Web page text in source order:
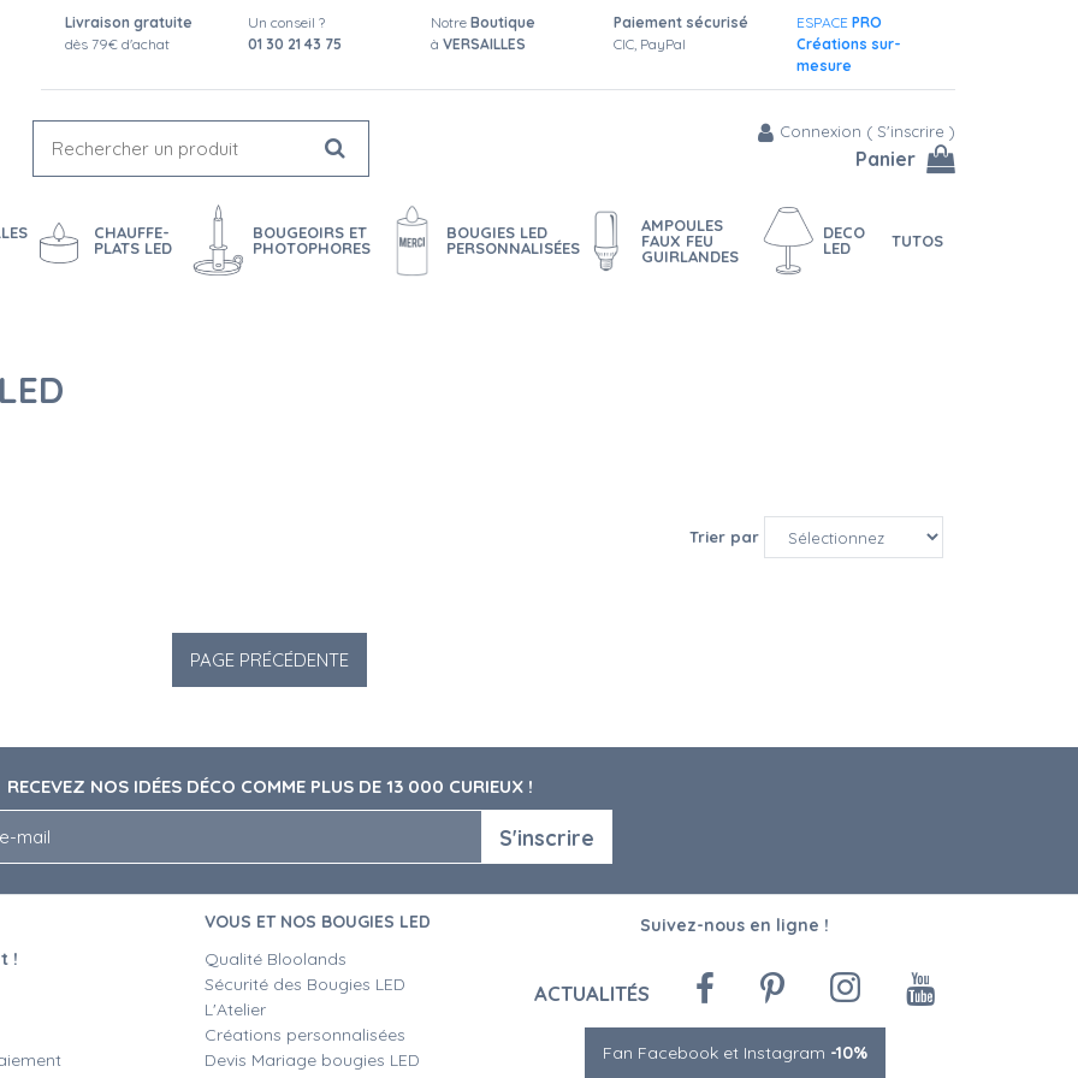
Livraison gratuite
dès 79€ d'achat
Un conseil ?
01 30 21 43 75
Notre Boutique
à VERSAILLES
Paiement sécurisé
CIC, PayPal
ESPACE PRO
Créations sur-
mesure
Connexion ( S'inscrire )
Panier
CHAUFFE-
PLATS LED
BOUGEOIRS ET
PHOTOPHORES
BOUGIES LED
PERSONNALISÉES
AMPOULES
FAUX FEU
GUIRLANDES
DECO
LED
TUTOS
Trier par
RECEVEZ NOS IDÉES DÉCO COMME PLUS DE 13 000 CURIEUX !
S'inscrire
!
VOUS ET NOS BOUGIES LED
Qualité Bloolands
Sécurité des Bougies LED
L'Atelier
Créations personnalisées
Devis Mariage bougies LED
Suivez-nous en ligne !
ACTUALITÉS
Fan Facebook et Instagram -10%